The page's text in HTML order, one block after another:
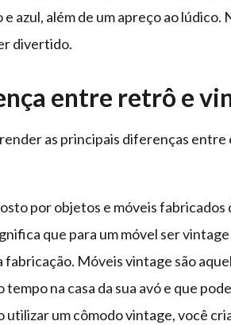
azul, além de um apreço ao
divertido.
entre retrô e
as principais diferenças
por objetos e móveis fabricados
que para um móvel ser
fabricação. Móveis vintage são
na casa da sua avó e que
utilizar um cômodo vintage, você